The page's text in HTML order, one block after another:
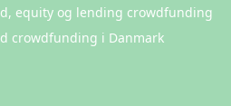
equity og lending crowdfunding
crowdfunding i Danmark